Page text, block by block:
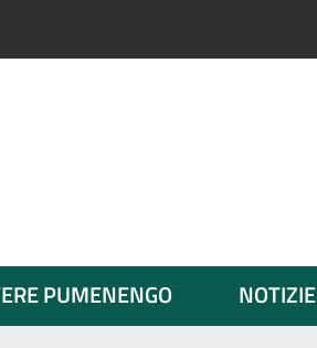
PUMENENGO NOTIZIE